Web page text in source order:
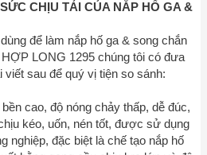
CHỊU TẢI CỦA NẮP HỐ GA &
để làm nắp hố ga & song chắn
LONG 1295 chúng tôi có đưa
viết sau để quý vị tiện so sánh:
cao, độ nóng chảy thấp, dễ đúc,
kéo, uốn, nén tốt, được sử dụng
nghiệp, đặc biệt là chế tạo nắp hố